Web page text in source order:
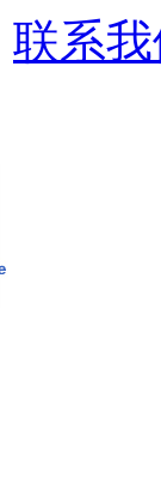
联系